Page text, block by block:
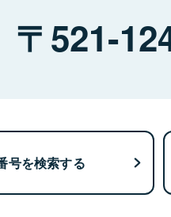
521-
号を検索する